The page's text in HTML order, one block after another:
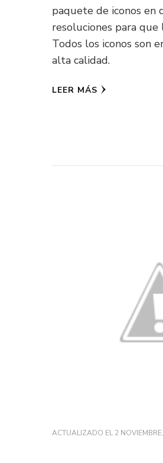
paquete de iconos en
resoluciones para que
Todos los iconos son
alta calidad.
LEER MÁS
ACTUALIZADO EL2